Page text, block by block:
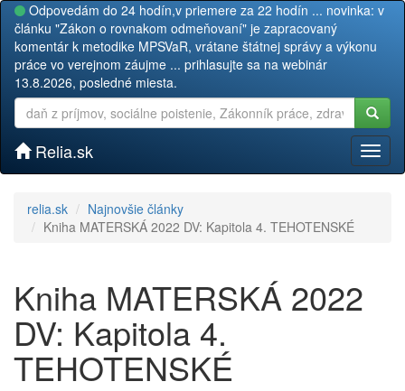
Odpovedám do 24 hodín,v priemere za 22 hodín ... novinka: v
článku "Zákon o rovnakom odmeňovaní" je zapracovaný
komentár k metodike MPSVaR, vrátane štátnej správy a výkonu
práce vo verejnom záujme ... prihlasujte sa na webinár
13.8.2026, posledné miesta.
Relia.sk
relia.sk
Najnovšie články
Kniha MATERSKÁ 2022 DV: Kapitola 4. TEHOTENSKÉ
Kniha MATERSKÁ 2022
DV: Kapitola 4.
TEHOTENSKÉ